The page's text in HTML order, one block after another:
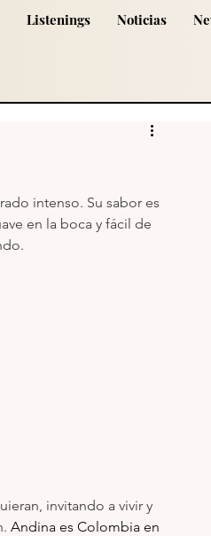
Listenings Noticias
intenso. Su sabor es
en la boca y fácil de
invitando a vivir y
Andina es Colombia en